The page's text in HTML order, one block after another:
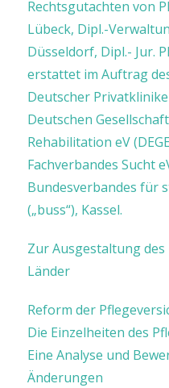
Rechtsgutachten von
Lübeck, Dipl.-
Düsseldorf, Dipl.- Jur.
erstattet im Auftrag
Deutscher
Deutschen
Rehabilitation eV
Fachverbandes Sucht
Bundesverbandes für
(„buss“), Kassel.
Zur Ausgestaltung
Länder
Reform der
Die Einzelheiten des
Eine Analyse und
Änderungen